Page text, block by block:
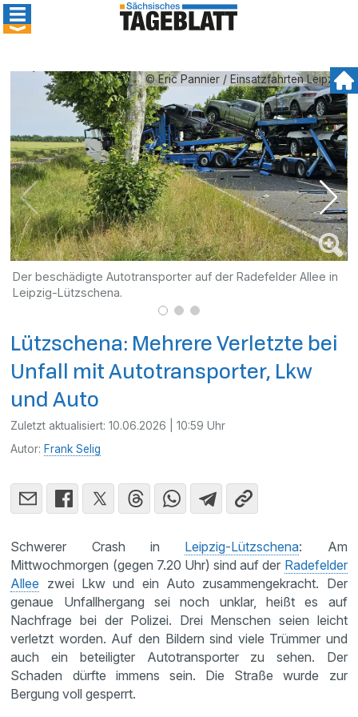
© Eric Pannier / Einsatzfahrten Leipzig
Der beschädigte Autotransporter auf der Radefelder Allee in
Leipzig-Lützschena.
Lützschena: Mehrere Verletzte bei
Unfall mit Autotransporter, Lkw
und Auto
Zuletzt aktualisiert:10.06.2026 | 10:59 Uhr
Autor: Frank Selig
Schwerer Crash in Leipzig-Lützschena: Am
Mittwochmorgen (gegen 7.20 Uhr) sind auf der Radefelder
Allee zwei Lkw und ein Auto zusammengekracht. Der
genaue Unfallhergang sei noch unklar, heißt es auf
Nachfrage bei der Polizei. Drei Menschen seien leicht
verletzt worden. Auf den Bildern sind viele Trümmer und
auch ein beteiligter Autotransporter zu sehen. Der
Schaden dürfte immens sein. Die Straße wurde zur
Bergung voll gesperrt.